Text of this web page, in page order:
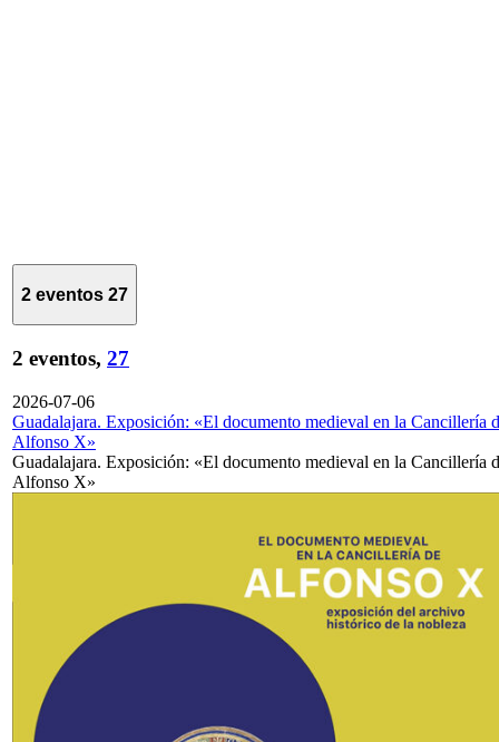
2 eventos 27
2 eventos, 27
2026-07-06
Guadalajara. Exposición: «El documento medieval en la Cancillería
Alfonso X»
Guadalajara. Exposición: «El documento medieval en la Cancillería
Alfonso X»